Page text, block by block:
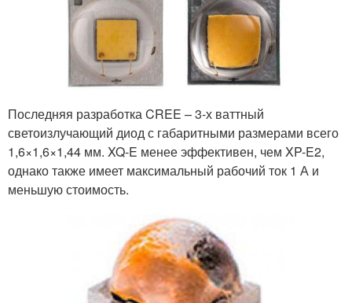
Последняя разработка CREE – 3-х ваттный
светоизлучающий диод с габаритными размерами всего
1,6×1,6×1,44 мм. XQ-E менее эффективен, чем XP-E2,
однако также имеет максимальный рабочий ток 1 А и
меньшую стоимость.